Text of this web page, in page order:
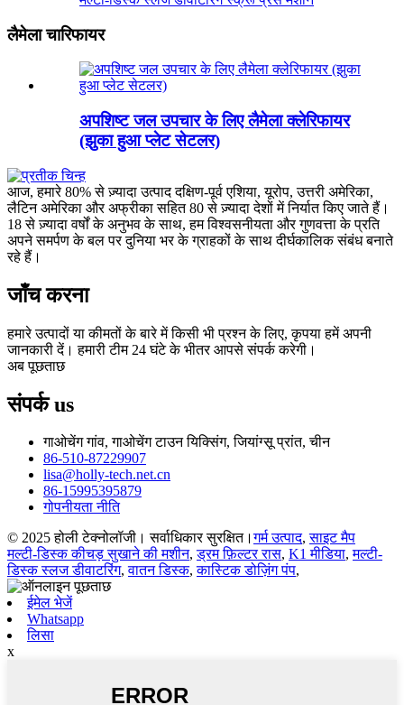
लैमेला चारिफायर
अपशिष्ट जल उपचार के लिए लैमेला क्लेरिफायर
(झुका हुआ प्लेट सेटलर)
आज, हमारे 80% से ज़्यादा उत्पाद दक्षिण-पूर्व एशिया, यूरोप, उत्तरी अमेरिका,
लैटिन अमेरिका और अफ्रीका सहित 80 से ज़्यादा देशों में निर्यात किए जाते हैं।
18 से ज़्यादा वर्षों के अनुभव के साथ, हम विश्वसनीयता और गुणवत्ता के प्रति
अपने समर्पण के बल पर दुनिया भर के ग्राहकों के साथ दीर्घकालिक संबंध बनाते
रहे हैं।
जाँच करना
हमारे उत्पादों या कीमतों के बारे में किसी भी प्रश्न के लिए, कृपया हमें अपनी
जानकारी दें। हमारी टीम 24 घंटे के भीतर आपसे संपर्क करेगी।
अब पूछताछ
संपर्कus
गाओचेंग गांव, गाओचेंग टाउन यिक्सिंग, जियांग्सू प्रांत, चीन
86-510-87229907
lisa@holly-tech.net.cn
86-15995395879
गोपनीयता नीति
© 2025 होली टेक्नोलॉजी। सर्वाधिकार सुरक्षित।गर्म उत्पाद,साइट मैप
मल्टी-डिस्क कीचड़ सुखाने की मशीन,ड्रम फ़िल्टर रास, K1 मीडिया,मल्टी-
डिस्क स्लज डीवाटरिंग,वातन डिस्क,कास्टिक डोज़िंग पंप,
ईमेल भेजें
Whatsapp
लिसा
x